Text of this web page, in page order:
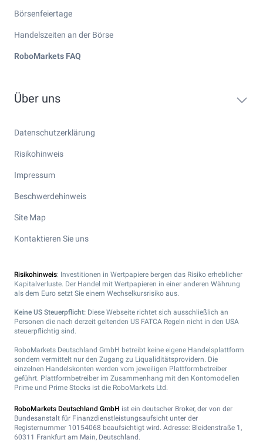
Börsenfeiertage
Handelszeiten an der Börse
RoboMarkets FAQ
Über uns
Datenschutzerklärung
Risikohinweis
Impressum
Beschwerdehinweis
Site Map
Kontaktieren Sie uns
Risikohinweis: Investitionen in Wertpapiere bergen das Risiko erheblicher
Kapitalverluste. Der Handel mit Wertpapieren in einer anderen Währung
als dem Euro setzt Sie einem Wechselkursrisiko aus.
Keine US Steuerpflicht: Diese Webseite richtet sich ausschließlich an
Personen die nach derzeit geltenden US FATCA Regeln nicht in den USA
steuerpflichtig sind.
RoboMarkets Deutschland GmbH betreibt keine eigene Handelsplattform
sondern vermittelt nur den Zugang zu Liqualiditätsprovidern. Die
einzelnen Handelskonten werden vom jeweiligen Plattformbetreiber
geführt. Plattformbetreiber im Zusammenhang mit den Kontomodellen
Prime und Prime Stocks ist die RoboMarkets Ltd.
RoboMarkets Deutschland GmbH ist ein deutscher Broker, der von der
Bundesanstalt für Finanzdienstleistungsaufsicht unter der
Registernummer 10154068 beaufsichtigt wird. Adresse: Bleidenstraße 1,
60311 Frankfurt am Main, Deutschland.